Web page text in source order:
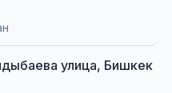
улица, Бишкек